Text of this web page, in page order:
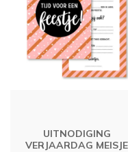
UITNODIGING
VERJAARDAG MEISJE